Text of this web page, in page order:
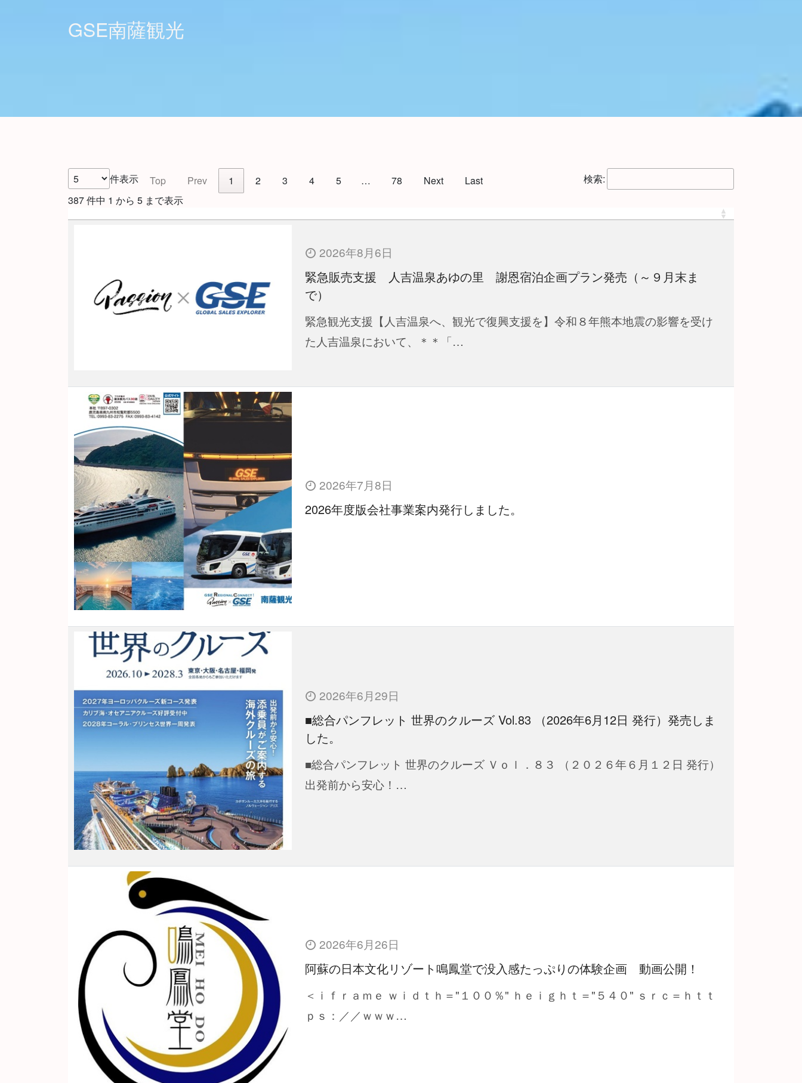
GSE南薩観光
件表示 検索:
Top Prev 1 2 3 4 5 … 78 Next
Last
387 件中 1 から 5 まで表示
2026年8月6日
緊急販売支援 人吉温泉あゆの里 謝恩宿泊企画プラン発売（～９月末ま
で）
緊急観光支援【人吉温泉へ、観光で復興支援を】令和８年熊本地震の影響を受け
た人吉温泉において、＊＊「…
2026年7月8日
2026年度版会社事業案内発行しました。
2026年6月29日
■総合パンフレット 世界のクルーズ Vol.83 （2026年6月12日 発行）発売しま
した。
■総合パンフレット 世界のクルーズ Ｖｏｌ．８３ （２０２６年６月１２日 発行）
出発前から安心！…
2026年6月26日
阿蘇の日本文化リゾート鳴鳳堂で没入感たっぷりの体験企画 動画公開！
＜ｉｆｒａｍｅ ｗｉｄｔｈ＝"１００％" ｈｅｉｇｈｔ＝"５４０" ｓｒｃ＝ｈｔｔ
ｐｓ：／／ｗｗｗ…